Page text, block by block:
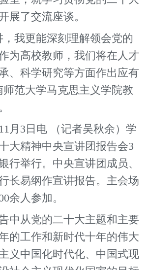
展了交流座谈。
我更能深刻理解领会党的
为高校教师，我们将在人才
、科学研究等方面作出应有
师范大学马克思主义学院教
3日电 （记者吴秋余）学
大精神中央宣讲团报告会3
行举行。中央宣讲团成员、
长易纲作宣讲报告。主会场
余人参加。
从党的二十大主题和主要
的工作和新时代十年的伟大
义中国化时代化、中国式现